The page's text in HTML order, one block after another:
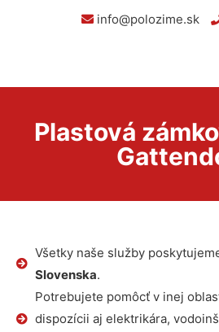
info@polozime.sk
Plastová
Všetky naše služby
Slovenska.
Potrebujete pomôcť v inej
dispozícii aj elektrikára,